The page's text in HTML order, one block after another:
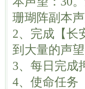
珊瑚阵副本
2、完成【长
到大量的声望
3、每日完成
4、使命任务